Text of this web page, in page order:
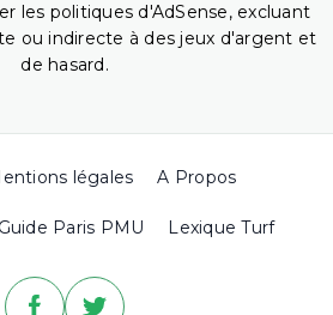
les politiques d'AdSense, excluant
ou indirecte à des jeux d'argent et
de hasard.
légales A Propos
Guide Paris PMU Lexique Turf